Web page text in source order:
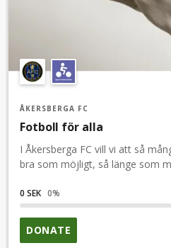
ÅKERSBERGA FC
Fotboll för alla
I Åkersberga FC vill vi att så
bra som möjligt, så länge som
det. Det kan saknas pengar för
utrustning, cuper och
en fond till förmån för de
stöttning.Var med och gör
0 SEK 0%
DONATE